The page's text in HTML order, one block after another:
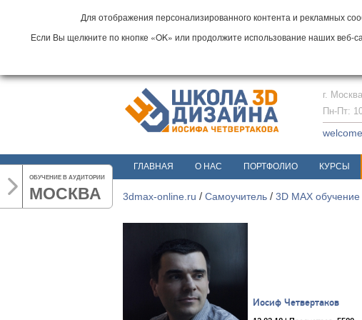
Для отображения персонализированного контента и рекламных
Если Вы щелкните по кнопке «OK» или продолжите использование наших веб-
г.
Пн-Пт:
ГЛАВНАЯ О НАС ПОРТФОЛИО КУРСЫ
3dmax-online.ru / Самоучитель / 3D MAX обучение
Иосиф Четвертаков
ОБУЧЕНИЕ В АУДИТОРИИ
МОСКВА